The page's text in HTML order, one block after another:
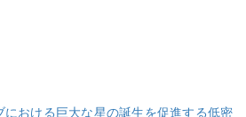
における巨大な星の誕生を促進する低密